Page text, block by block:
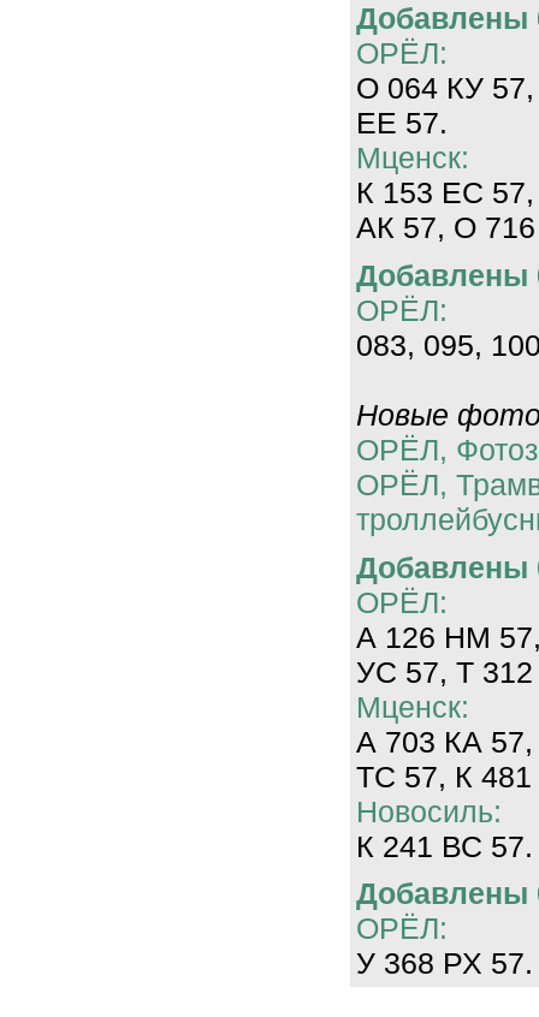
Добавлены
ОРЁЛ:
О 064 КУ
ЕЕ 57.
Мценск:
К 153 ЕС
АК 57, О
Добавлены
ОРЁЛ:
083, 095,
Новые
ОРЁЛ,
ОРЁЛ,
Добавлены
ОРЁЛ:
А 126 НМ
УС 57, Т
Мценск:
А 703 КА
ТС 57, К
Новосиль:
К 241 ВС 57.
Добавлены
ОРЁЛ:
У 368 РХ 57.